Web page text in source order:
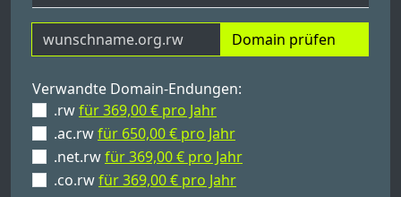
Domain prüfen
Verwandte Domain-Endungen:
.rwfür 369,00 € pro Jahr
.ac.rwfür 650,00 € pro Jahr
.net.rwfür 369,00 € pro Jahr
.co.rwfür 369,00 € pro Jahr